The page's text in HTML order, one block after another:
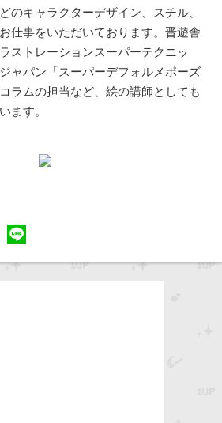
のキャラクターデザイン、スチル、
仕事をいただいております。晋遊舎
ストレーションスーパーテクニッ
ャパン「スーパーデフォルメポーズ
ラムの担当など、絵の講師としても
ます。